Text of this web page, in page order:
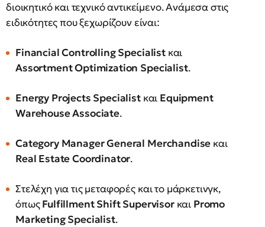
διοικητικό και τεχνικό αντικείμενο. Ανάμεσα στις
ειδικότητες που ξεχωρίζουν είναι:
Financial Controlling Specialistκαι
Assortment Optimization Specialist.
Energy Projects Specialistκαι Equipment
Warehouse Associate.
Category Manager General Merchandise και
Real Estate Coordinator.
Στελέχη για τις μεταφορές και το μάρκετινγκ,
όπωςFulfillment Shift Supervisorκαι Promo
Marketing Specialist.